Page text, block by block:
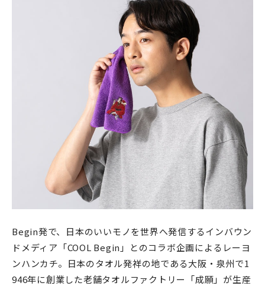
Begin発で、日本のいいモノを世界へ発信するインバウン
ドメディア「COOL Begin」とのコラボ企画によるレーヨ
ンハンカチ。日本のタオル発祥の地である大阪・泉州で1
946年に創業した老舗タオルファクトリー「成願」が生産